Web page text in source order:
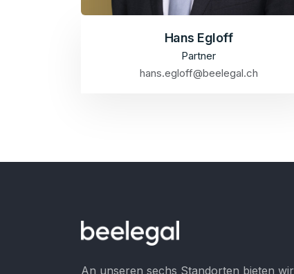
Hans Egloff
Partner
hans.egloff@beelegal.ch
An unseren sechs Standorten bieten wir